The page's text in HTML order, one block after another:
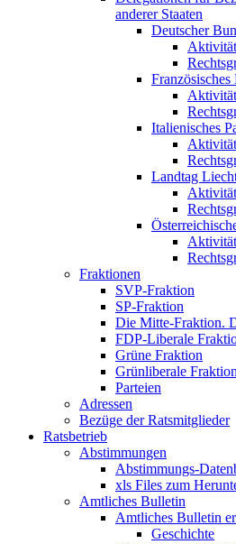
anderer Staaten
Deutscher
Französisches
Italienisches
Landtag
Fraktionen
SVP-Fraktion
SP-Fraktion
Die Mitte-Fraktion.
FDP-Liberale
Grüne Fraktion
Grünliberale
Parteien
Adressen
Bezüge der Ratsmitglieder
Ratsbetrieb
Abstimmungen
Abstimmungs-
xls Files zum
Amtliches Bulletin
Amtliches Bulletin
Geschichte